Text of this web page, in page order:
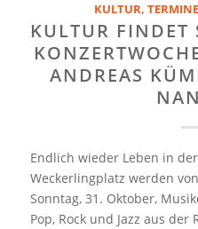
KULTUR, TERMINE
KULTUR FINDET
ANDREAS
Endlich wieder Leben in
Weckerlingplatz werden
Sonntag, 31. Oktober,
Pop, Rock und Jazz aus